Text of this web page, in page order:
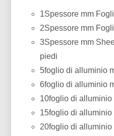
1Spessore mm
2Spessore mm
3Spessore mm
piedi
5foglio di alluminio
6foglio di alluminio
10foglio di alluminio
15foglio di alluminio
20foglio di alluminio